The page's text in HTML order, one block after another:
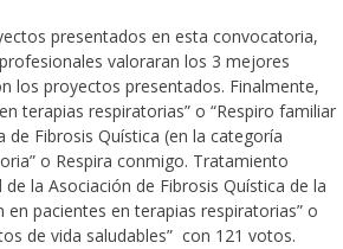
presentados en esta convocatoria,
valoraran los 3 mejores
los proyectos presentados. Finalmente,
terapias respiratorias” o “Respiro familiar
Fibrosis Quística (en la categoría
o Respira conmigo. Tratamiento
la Asociación de Fibrosis Quística de la
pacientes en terapias respiratorias” o
de vida saludables” con 121 votos.